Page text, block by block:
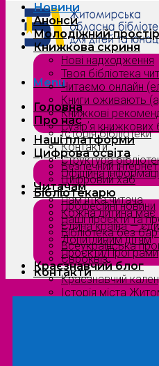
Menu
Головна
Про нас
Історія бібліотеки
Контакти
Структура
Офіційна
Читачам
Пам’ятка читача
Кожна дитина має
Єдина країна —
Допитливим дітям
Проєкти/Програми
Краєзнавчий блог
Краєзнавчий
Історія міста
Новини
Анонси
Молодіжний простір
Книжкова скриня
Нові надходження
Твоя бібліотека
Читаємо онлайн
Книги оживають
Книжкові
Сузірʼя книжкових
Наші платформи
Цифрова освіта
Безпечний інтернет
Цифровий хаб
Бібліотекарю
Професійні новини
Наші проєкти та
Бібліотека без
Всеукраїнська
Євроквіз
Контакти